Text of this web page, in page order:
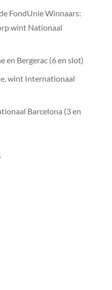
FondUnie Winnaars:
wint Nationaal
en Bergerac (6 en slot)
wint Internationaal
Barcelona (3 en